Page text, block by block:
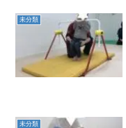
未分類
未分類